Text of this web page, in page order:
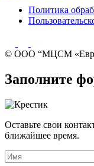
Политика
© ООО “МЦСМ
Заполните
Оставьте свои
ближайшее время.